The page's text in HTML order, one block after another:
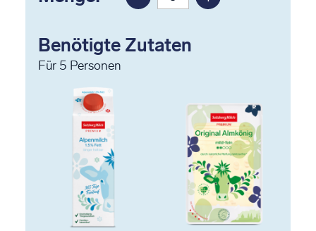
Benötigte Zutaten
Für 5 Personen